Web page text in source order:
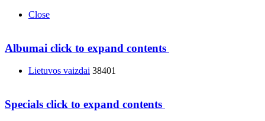
Close
Albumai click to expand contents
Lietuvos vaizdai 38401
Specials click to expand contents